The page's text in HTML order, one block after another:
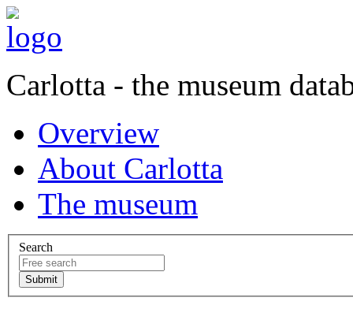
Carlotta - the museum
Overview
About Carlotta
The museum
Search